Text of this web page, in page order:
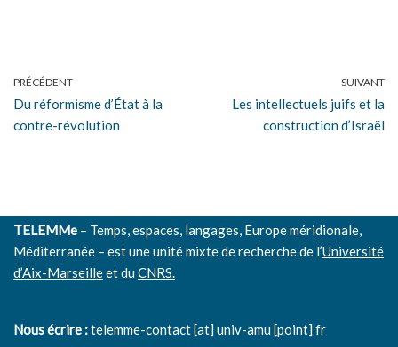
PRÉCÉDENT
Du réformisme d’État à la
contre-révolution
SUIVANT
Les intellectuels juifs et la
construction d’Israël
TELEMMe – Temps, espaces, langages, Europe méridionale,
Méditerranée – est une unité mixte de recherche de l’Université
d’Aix-Marseilleet duCNRS.
Nous écrire :telemme-contact [at] univ-amu [point] fr